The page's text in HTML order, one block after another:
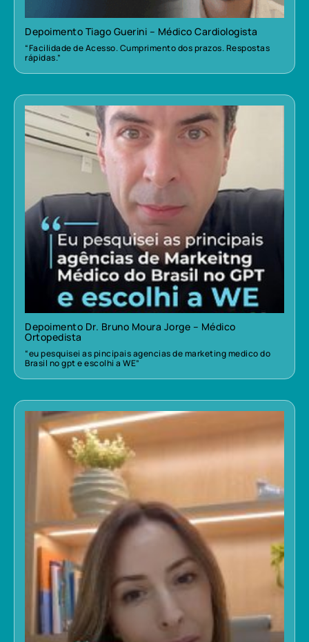
Depoimento Tiago Guerini – Médico Cardiologista
“Facilidade de Acesso. Cumprimento dos prazos. Respostas
rápidas.”
Depoimento Dr. Bruno Moura Jorge – Médico
Ortopedista
“eu pesquisei as pincipais agencias de marketing medico do
Brasil no gpt e escolhi a WE”